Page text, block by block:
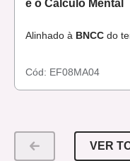
e o Cálculo Mental
Alinhado à BNCC do
Cód: EF08MA04
VER